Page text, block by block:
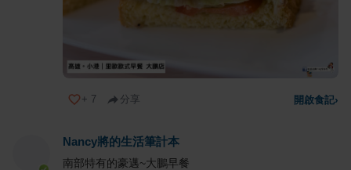
+ 7 分享 開啟食記›
Nancy將的生活筆計本
南部特有的豪邁~大鵬早餐